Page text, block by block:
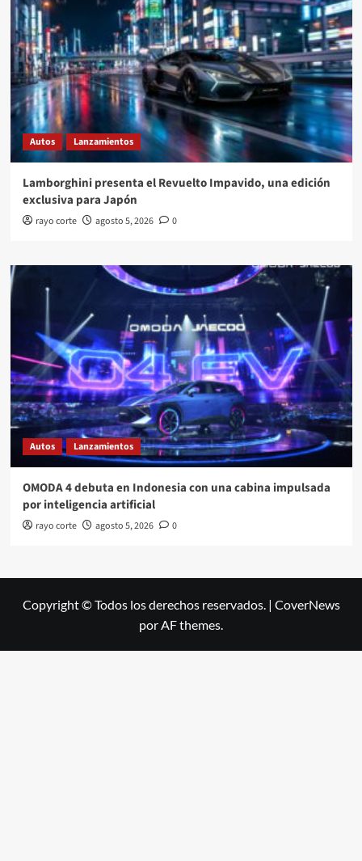
Autos Lanzamientos
Lamborghini presenta el Revuelto Impavido, una edición
exclusiva para Japón
rayo corte agosto 5, 2026 0
Autos Lanzamientos
OMODA 4 debuta en Indonesia con una cabina impulsada
por inteligencia artificial
rayo corte agosto 5, 2026 0
Copyright © Todos los derechos reservados. | CoverNews
por AF themes.